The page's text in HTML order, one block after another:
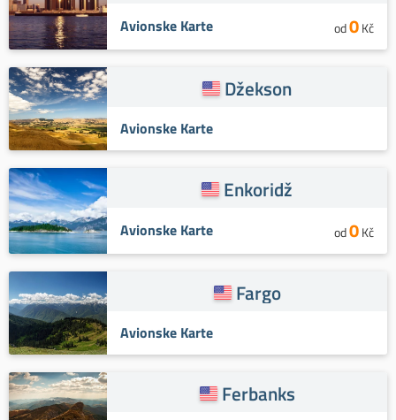
Avionske Karte od0Kč
Džekson
Avionske Karte
Enkoridž
Avionske Karte od0Kč
Fargo
Avionske Karte
Ferbanks